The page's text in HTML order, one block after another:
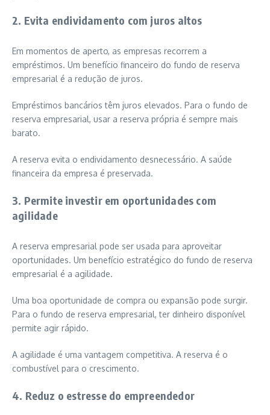
2. Evita endividamento com juros altos
Em momentos de aperto, as empresas recorrem a
empréstimos. Um benefício financeiro do fundo de reserva
empresarial é a redução de juros.
Empréstimos bancários têm juros elevados. Para o fundo de
reserva empresarial, usar a reserva própria é sempre mais
barato.
A reserva evita o endividamento desnecessário. A saúde
financeira da empresa é preservada.
3. Permite investir em oportunidades com
agilidade
A reserva empresarial pode ser usada para aproveitar
oportunidades. Um benefício estratégico do fundo de reserva
empresarial é a agilidade.
Uma boa oportunidade de compra ou expansão pode surgir.
Para o fundo de reserva empresarial, ter dinheiro disponível
permite agir rápido.
A agilidade é uma vantagem competitiva. A reserva é o
combustível para o crescimento.
4. Reduz o estresse do empreendedor